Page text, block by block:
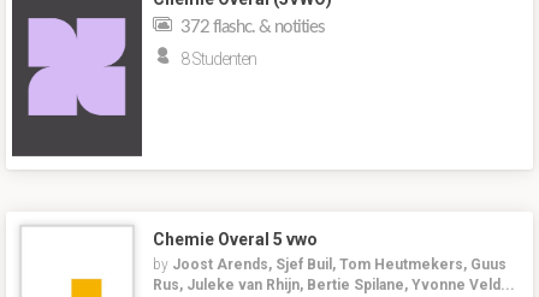
372 flashc. & notities
8 Studenten
Chemie Overal 5 vwo
by Joost Arends, Sjef Buil, Tom Heutmekers, Guus
Rus, Juleke van Rhijn, Bertie Spilane, Yvonne Veld...